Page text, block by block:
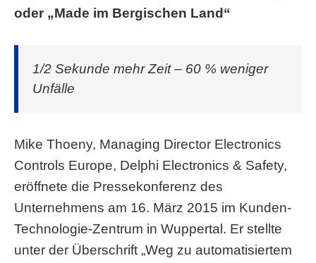
oder „Made im Bergischen Land“
1/2 Sekunde mehr Zeit – 60 % weniger
Unfälle
Mike Thoeny, Managing Director Electronics
Controls Europe, Delphi Electronics & Safety,
eröffnete die Pressekonferenz des
Unternehmens am 16. März 2015 im Kunden-
Technologie-Zentrum in Wuppertal. Er stellte
unter der Überschrift „Weg zu automatisiertem